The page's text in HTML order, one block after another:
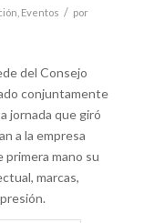
Eventos / por
del Consejo
conjuntamente
jornada que giró
a la empresa
mano su
marcas,